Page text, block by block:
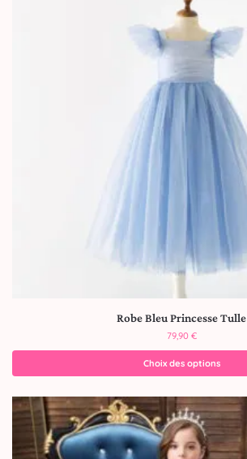
Robe Bleu Princesse Tulle
79,90 €
Choix des options